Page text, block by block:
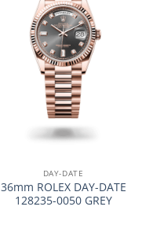
DAY-DATE
36mm ROLEX DAY-DATE
128235-0050 GREY